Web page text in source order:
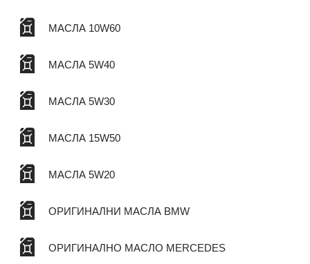
МАСЛА 10W60
МАСЛА 5W40
МАСЛА 5W30
МАСЛА 15W50
МАСЛА 5W20
ОРИГИНАЛНИ МАСЛА BMW
ОРИГИНАЛНО МАСЛО MERCEDES